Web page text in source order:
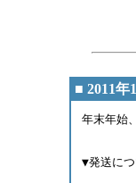
■ 2011
年末年始
▼発送に